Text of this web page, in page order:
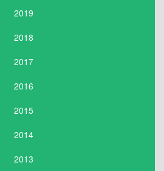
2019
2018
2017
2016
2015
2014
2013